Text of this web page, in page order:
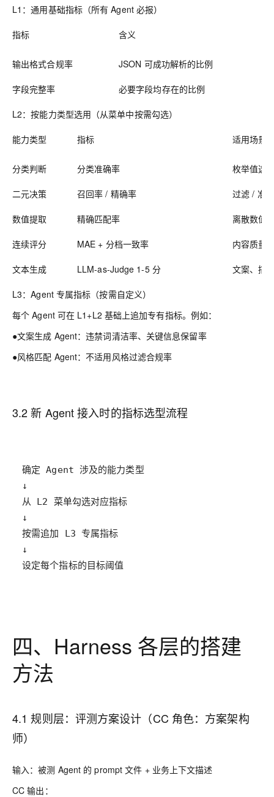
L1：通用基础指标（所有 Agent 必报）
指标 含义
输出格式合规率 JSON 可成功解析的比例
字段完整率 必要字段均存在的比例
L2：按能力类型选用（从菜单中按需勾选）
能力类型 指标 适用场景
分类判断 分类准确率 枚举值选
二元决策 召回率 / 精确率 过滤 / 准
数值提取 精确匹配率 离散数值
连续评分 MAE + 分档一致率 内容质量
文本生成 LLM-as-Judge 1-5 分 文案、描
L3：Agent 专属指标（按需自定义）
每个 Agent 可在 L1+L2 基础上追加专有指标。例如：
●文案生成 Agent：违禁词清洁率、关键信息保留率
●风格匹配 Agent：不适用风格过滤合规率
3.2 新 Agent 接入时的指标选型流程
设定每个指标的目标阈值
四、Harness 各层的搭建
方法
4.1 规则层： 评测方案设计（CC 角色：方案架构
师）
输入 ：被测 Agent 的 prompt 文件 + 业务上下文描述
CC 输出 ：